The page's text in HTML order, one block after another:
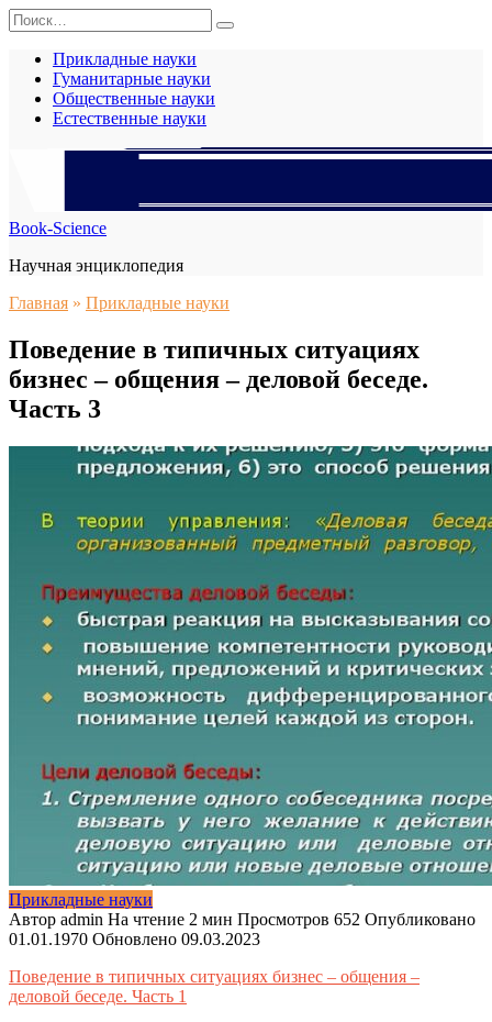
Перейти
к
содержанию
Search
for:
Прикладные науки
Гуманитарные науки
Общественные науки
Естественные науки
Book-Science
Научная энциклопедия
Главная » Прикладные науки
Поведение в типичных ситуациях
бизнес – общения – деловой беседе.
Часть 3
Прикладные науки
Автор admin На чтение 2 мин Просмотров 652 Опубликовано
01.01.1970 Обновлено 09.03.2023
Поведение в типичных ситуациях бизнес – общения –
деловой беседе. Часть 1